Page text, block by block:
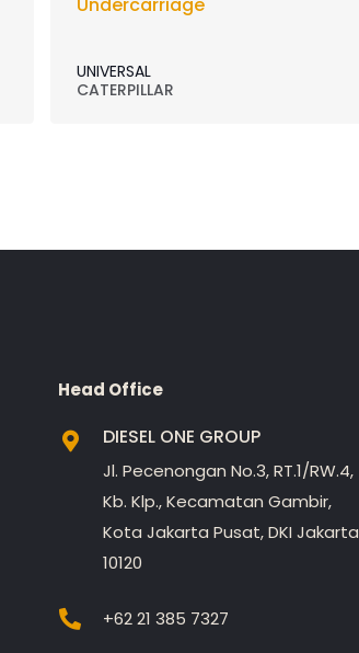
UNIVERSAL
CATERPILLAR
Head Office
DIESEL ONE GROUP
Jl. Pecenongan No.3, RT.1/RW.4,
Kb. Klp., Kecamatan Gambir,
Kota Jakarta Pusat, DKI Jakarta
10120
+62 21 385 7327